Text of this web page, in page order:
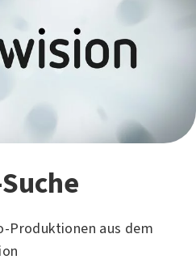
Produktionen aus dem